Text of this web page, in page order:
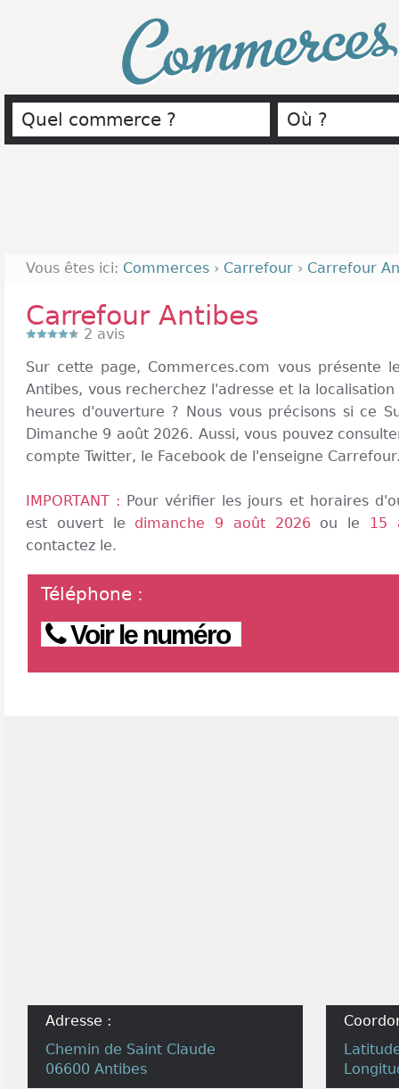
Vous êtes ici: Commerces › Carrefour › Carrefour
Carrefour Antibes
2 avis
Sur cette page, Commerces.com vous présente
Antibes, vous recherchez l'adresse et la
heures d'ouverture ? Nous vous précisons si ce
Dimanche 9 août 2026. Aussi, vous pouvez
compte Twitter, le Facebook de l'enseigne
IMPORTANT : Pour vérifier les jours et horaires
est ouvert le dimanche 9 août 2026ou le 15
contactez le.
Téléphone :
Voir le numéro
Adresse :
Chemin de Saint Claude
06600 Antibes